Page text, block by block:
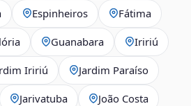
Espinheiros Fátima
Guanabara Iririú
Iririú Jardim Paraíso
Jarivatuba João Costa